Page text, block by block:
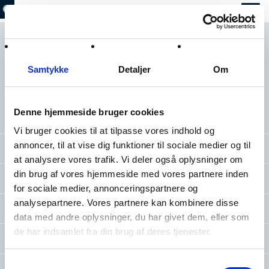
Samtykke Detaljer Om
Denne hjemmeside bruger cookies
Vi bruger cookies til at tilpasse vores indhold og
annoncer, til at vise dig funktioner til sociale medier og til
at analysere vores trafik. Vi deler også oplysninger om
din brug af vores hjemmeside med vores partnere inden
for sociale medier, annonceringspartnere og
analysepartnere. Vores partnere kan kombinere disse
data med andre oplysninger, du har givet dem, eller som
de har indsamlet fra din brug af deres tjenester.
Stisystemerne i Strandparken fører dig gennem klitter, små
Variationen af naturtyper giver grundlag for et varieret plante- og dyreliv, som
Orkidéer i Strandparken
Dyr
Planter og naturtyper
Spiselige planter